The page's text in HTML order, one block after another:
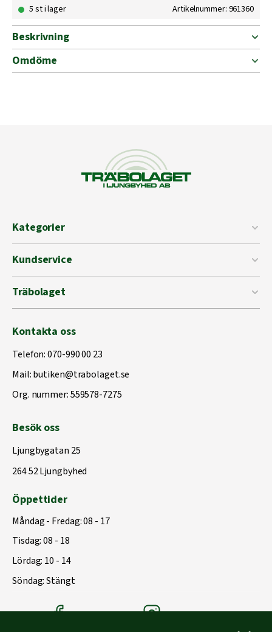
DCL
mängd
5 st i lager Artikelnummer: 961360
Beskrivning
Omdöme
Kategorier
Kundservice
Träbolaget
Kontakta oss
Telefon:070-990 00 23
Mail:butiken@trabolaget.se
Org. nummer: 559578-7275
Besök oss
Ljungbygatan 25
264 52 Ljungbyhed
Öppettider
Måndag - Fredag: 08 - 17
Tisdag: 08 - 18
Lördag: 10 - 14
Söndag: Stängt